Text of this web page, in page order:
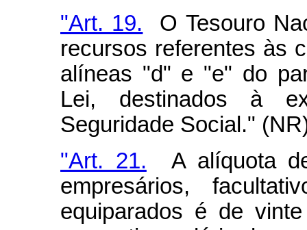
"Art. 19. O Tesouro
recursos referentes às
alíneas "d" e "e" do
Lei, destinados à
Seguridade Social."
"Art. 21. A alíquota
empresários,
equiparados é de